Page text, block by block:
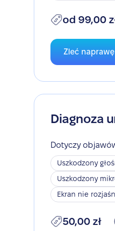
od 99,00
Zleć naprawę
Diagnoza
Dotyczy
Uszkodzony
Uszkodzony
Ekran nie
50,00 zł